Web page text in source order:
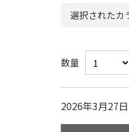
選択されたカ
数量
2026年3月27